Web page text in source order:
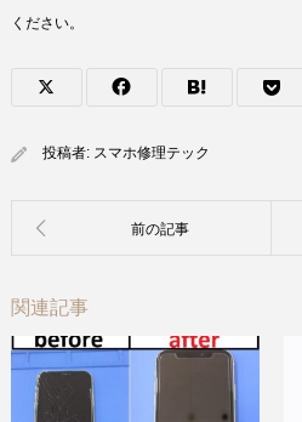
ください。
投稿者: スマホ修理テック
関連記事